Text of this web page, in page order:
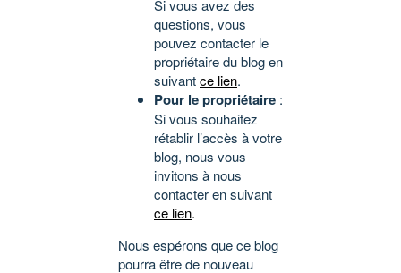
Si vous avez des
questions, vous
pouvez contacter le
propriétaire du blog en
suivantce lien.
Pour le propriétaire :
Si vous souhaitez
rétablir l’accès à votre
blog, nous vous
invitons à nous
contacter en suivant
ce lien.
Nous espérons que ce blog
pourra être de nouveau